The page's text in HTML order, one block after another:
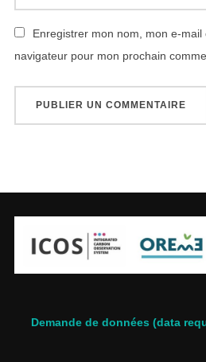
Enregistrer mon nom, mon e-
navigateur pour mon prochain
Demande de données (data